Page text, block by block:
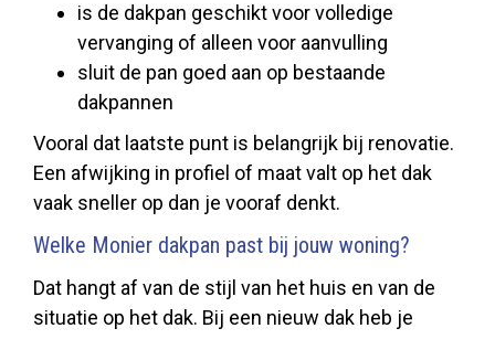
is de dakpan geschikt voor volledige
vervanging of alleen voor aanvulling
sluit de pan goed aan op bestaande
dakpannen
Vooral dat laatste punt is belangrijk bij renovatie.
Een afwijking in profiel of maat valt op het dak
vaak sneller op dan je vooraf denkt.
Welke Monier dakpan past bij jouw woning?
Dat hangt af van de stijl van het huis en van de
situatie op het dak. Bij een nieuw dak heb je